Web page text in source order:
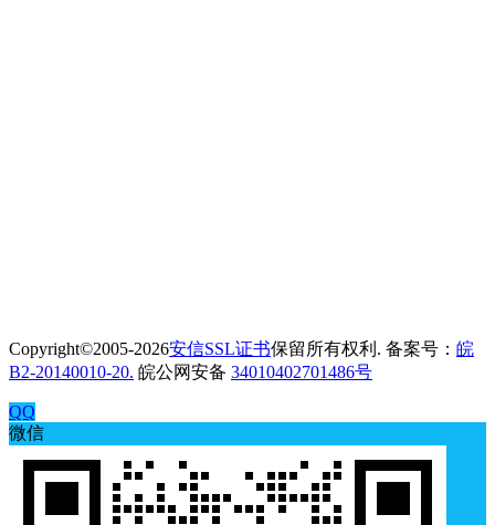
Copyright©2005-2026安信SSL证书保留所有权利. 备案号： 皖
B2-20140010-20. 皖公网安备 34010402701486号
QQ
微信